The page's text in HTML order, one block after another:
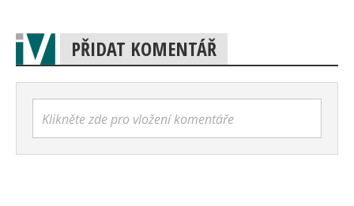
PŘIDAT KOMENTÁŘ
Klikněte zde pro vložení komentáře